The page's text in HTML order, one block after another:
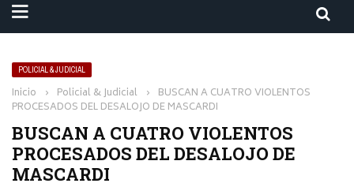
POLICIAL & JUDICIAL
Inicio › Policial & Judicial › BUSCAN A CUATRO VIOLENTOS
PROCESADOS DEL DESALOJO DE MASCARDI
BUSCAN A CUATRO VIOLENTOS
PROCESADOS DEL DESALOJO DE
MASCARDI